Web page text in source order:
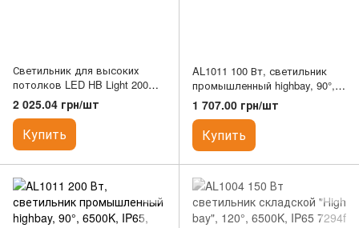
Светильник для высоких
потолков LED HB Light 200W
220V 20000Lm 6500K IP65
TNSy
2 025.04 грн/шт
Купить
AL1011 100 Вт, светильник
промышленный highbay, 90°,
6500K, IP65, ф250*70 мм ARD
1 707.00 грн/шт
Купить